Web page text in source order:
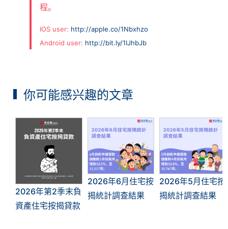
程。
IOS user: http://apple.co/1Nbxhzo
Android user: http://bit.ly/1IJhbJb
你可能感兴趣的文章
2026年第2季末負
資產住宅按揭貸款
2026年6月住宅按
揭統計調查結果
2026年5月住宅按
揭統計調查結果